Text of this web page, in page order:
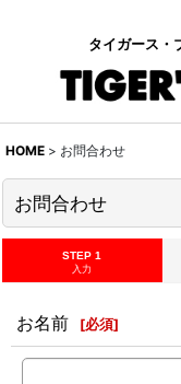
タイガース・
HOME > お問合わせ
お問合わせ
STEP 1
入力
お名前 [必須]